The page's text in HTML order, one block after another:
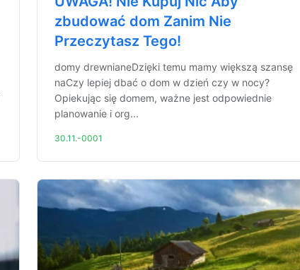
zbudować dom Zanim Nie
Przeczytasz Tego!
domy drewnianeDzięki temu mamy większą szansę
naCzy lepiej dbać o dom w dzień czy w nocy?
Opiekując się domem, ważne jest odpowiednie
planowanie i org...
30.11.-0001